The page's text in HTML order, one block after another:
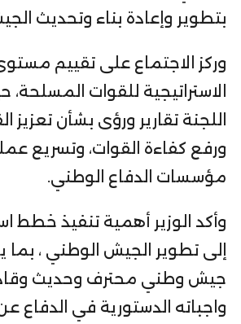
بتطوير وإعادة بناء وتحديث
وركز الاجتماع على تقييم
الاستراتيجية للقوات
اللجنة تقارير ورؤى بشأن تعزيز
ورفع كفاءة القوات، وتسريع
مؤسسات الدفاع الوطني.
وأكد الوزير أهمية تنفيذ خطط
إلى تطوير الجيش الوطني ،
جيش وطني محترف وحديث
واجباته الدستورية في الدفاع